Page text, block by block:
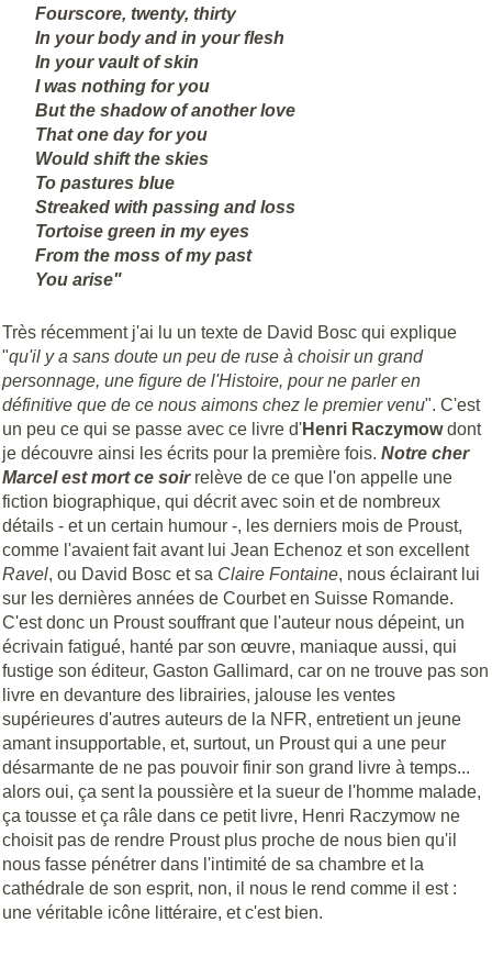
Fourscore, twenty, thirty
In your body and in your flesh
In your vault of skin
I was nothing for you
But the shadow of another love
That one day for you
Would shift the skies
To pastures blue
Streaked with passing and loss
Tortoise green in my eyes
From the moss of my past
You arise"
Très récemment j'ai lu un texte de David Bosc qui explique
"qu'il y a sans doute un peu de ruse à choisir un grand
personnage, une figure de l'Histoire, pour ne parler en
définitive que de ce nous aimons chez le premier venu". C'est
un peu ce qui se passe avec ce livre d'Henri Raczymowdont
je découvre ainsi les écrits pour la première fois. Notre cher
Marcel est mort ce soir relève de ce que l'on appelle une
fiction biographique, qui décrit avec soin et de nombreux
détails - et un certain humour -, les derniers mois de Proust,
comme l'avaient fait avant lui Jean Echenoz et son excellent
Ravel, ou David Bosc et sa Claire Fontaine, nous éclairant lui
sur les dernières années de Courbet en Suisse Romande.
C'est donc un Proust souffrant que l'auteur nous dépeint, un
écrivain fatigué, hanté par son œuvre, maniaque aussi, qui
fustige son éditeur, Gaston Gallimard, car on ne trouve pas son
livre en devanture des librairies, jalouse les ventes
supérieures d'autres auteurs de la NFR, entretient un jeune
amant insupportable, et, surtout, un Proust qui a une peur
désarmante de ne pas pouvoir finir son grand livre à temps...
alors oui, ça sent la poussière et la sueur de l'homme malade,
ça tousse et ça râle dans ce petit livre, Henri Raczymow ne
choisit pas de rendre Proust plus proche de nous bien qu'il
nous fasse pénétrer dans l'intimité de sa chambre et la
cathédrale de son esprit, non, il nous le rend comme il est :
une véritable icône littéraire, et c'est bien.